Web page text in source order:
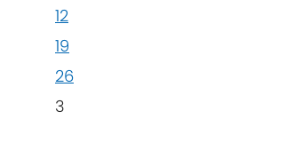
12
19
26
3